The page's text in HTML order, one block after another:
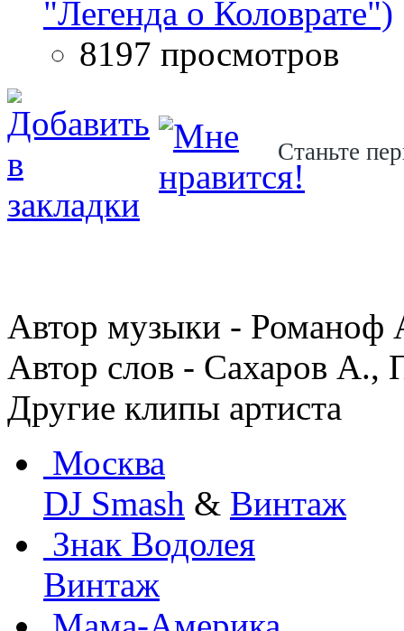
"Легенда о Коловрате")
8197 просмотров
Станьте
Автор музыки - Романоф
Автор слов - Сахаров А.,
Другие клипы артиста
Москва
DJ Smash & Винтаж
Знак Водолея
Винтаж